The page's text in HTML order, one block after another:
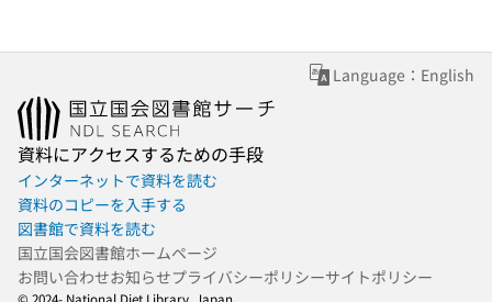
Language：English
資料にアクセスするための手段
インターネットで資料を読む
資料のコピーを入手する
図書館で資料を読む
国立国会図書館ホームページ
お問い合わせお知らせプライバシーポリシーサイトポリシー
© 2024- National Diet Library, Japan.